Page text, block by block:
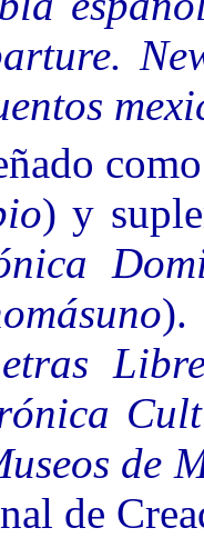
) y
).
de
de